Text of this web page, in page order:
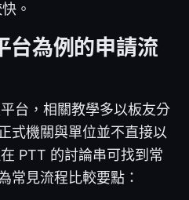
。
台為例的申請流
台，相關教學多以板友分
式機關與單位並不直接以
PTT 的討論串可找到常
常見流程比較要點：